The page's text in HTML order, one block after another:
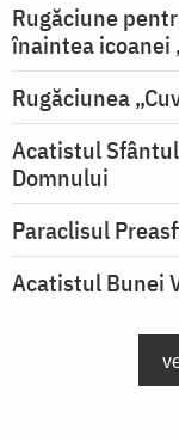
Rugăciune
înaintea icoanei
Rugăciunea
Acatistul
Domnului
Paraclisul
Acatistul Bunei